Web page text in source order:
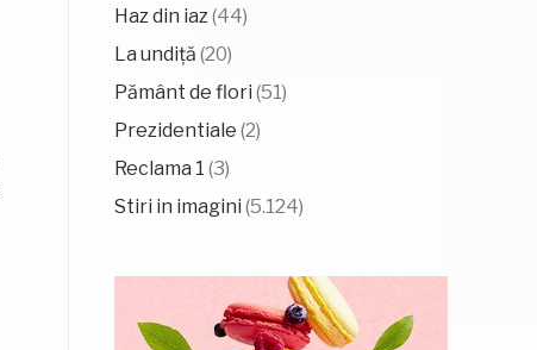
Haz din iaz(44)
La undiță (20)
Pământ de flori (51)
Prezidentiale (2)
Reclama 1 (3)
Stiri in imagini (5.124)